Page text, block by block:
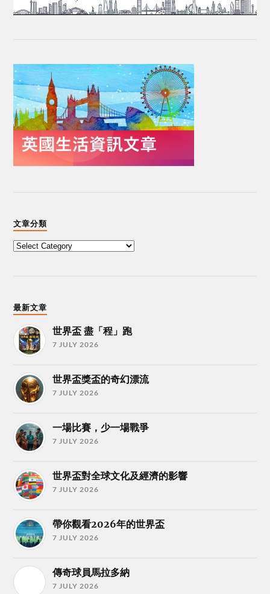
文章分類
最新文章
世界盃 盡「程」跑
7 JULY 2026
世界盃獎盃的奇幻漂流
7 JULY 2026
一場比賽，少一場戰爭
7 JULY 2026
世界盃對全球文化及經濟的影響
7 JULY 2026
帶你觀看2026年的世界盃
7 JULY 2026
傳奇球員馬拉多納
7 JULY 2026